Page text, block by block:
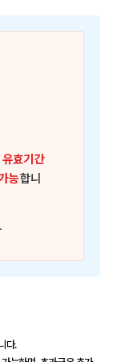
유효기간
능합니
다.